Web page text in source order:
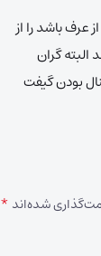
عرف باشد را از
البته گران
بودن گیفت
شده‌اند *